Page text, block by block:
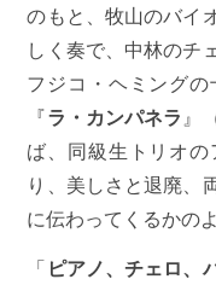
のもと、牧山のバイ
しく奏で、中林のチ
フジコ・ヘミング
『ラ・カンパネラ』
ば、同級生トリオ
り、美しさと退廃、
に伝わってくるかのよ
「 ピアノ、チェロ、